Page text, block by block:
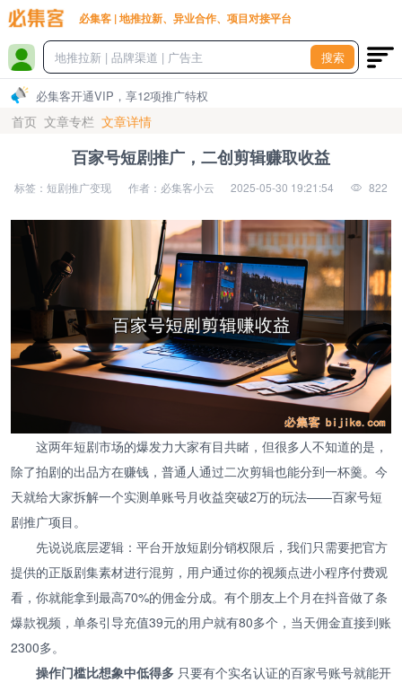
必集客 | 地推拉新、异业合作、项目对接平台
搜索
必集客开通VIP，享12项推广特权
首页 文章专栏 文章详情
百家号短剧推广，二创剪辑赚取收益
标签：短剧推广变现 作者：必集客小云 2025-05-30 19:21:54 822
这两年短剧市场的爆发力大家有目共睹，但很多人不知道的是，
除了拍剧的出品方在赚钱，普通人通过二次剪辑也能分到一杯羹。今
天就给大家拆解一个实测单账号月收益突破2万的玩法——百家号短
剧推广项目。
先说说底层逻辑：平台开放短剧分销权限后，我们只需要把官方
提供的正版剧集素材进行混剪，用户通过你的视频点进小程序付费观
看，你就能拿到最高70%的佣金分成。有个朋友上个月在抖音做了条
爆款视频，单条引导充值39元的用户就有80多个，当天佣金直接到账
2300多。
操作门槛比想象中低得多 只要有个实名认证的百家号账号就能开